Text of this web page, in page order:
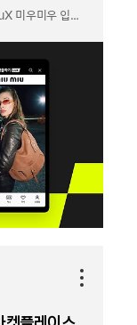
미우미우 입점